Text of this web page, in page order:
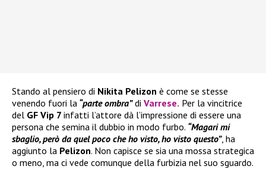
Stando al pensiero di Nikita Pelizon è come se stesse
venendo fuori la “parte ombra”di Varrese. Per la vincitrice
del GF Vip 7 infatti l’attore dà l’impressione di essere una
persona che semina il dubbio in modo furbo. “Magari mi
sbaglio, però da quel poco che ho visto, ho visto questo”, ha
aggiunto la Pelizon. Non capisce se sia una mossa strategica
o meno, ma ci vede comunque della furbizia nel suo sguardo.